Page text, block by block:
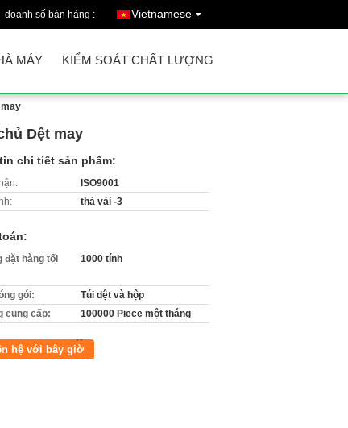
doanh số bán hàng : Vietnamese
MÁY KIỂM SOÁT CHẤT LƯỢNG
Dệt may
chi tiết sản phẩm:
ISO9001
thả vải -3
đặt hàng tối
1000 tính
gói:
Túi dệt và hộp
cung cấp:
100000 Piece một tháng
hệ với bây giờ